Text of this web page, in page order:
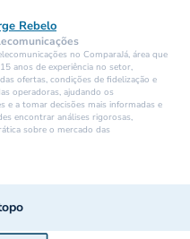
Rebelo
no ComparaJá, área que
anos de experiência no setor,
ofertas, condições de fidelização e
operadoras, ajudando os
e a tomar decisões mais informadas e
encontrar análises rigorosas,
sobre o mercado das